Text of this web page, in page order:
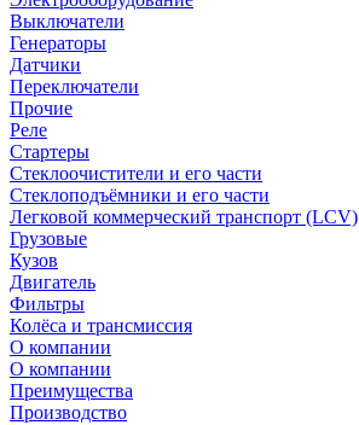
Выключатели
Генераторы
Датчики
Переключатели
Прочие
Реле
Стартеры
Стеклоочистители и его части
Стеклоподъёмники и его части
Легковой коммерческий транспорт (LCV)
Грузовые
Кузов
Двигатель
Фильтры
Колёса и трансмиссия
О компании
О компании
Преимущества
Производство